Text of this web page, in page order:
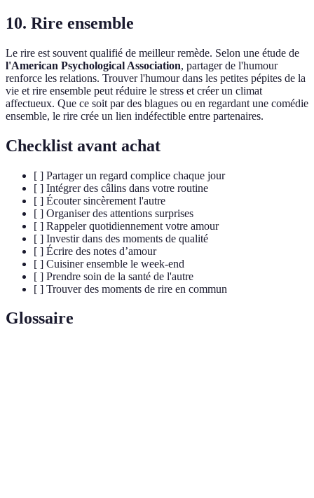
10. Rire ensemble
Le rire est souvent qualifié de meilleur remède. Selon une étude de
l'American Psychological Association, partager de l'humour
renforce les relations. Trouver l'humour dans les petites pépites de la
vie et rire ensemble peut réduire le stress et créer un climat
affectueux. Que ce soit par des blagues ou en regardant une comédie
ensemble, le rire crée un lien indéfectible entre partenaires.
Checklist avant achat
[ ] Partager un regard complice chaque jour
[ ] Intégrer des câlins dans votre routine
[ ] Écouter sincèrement l'autre
[ ] Organiser des attentions surprises
[ ] Rappeler quotidiennement votre amour
[ ] Investir dans des moments de qualité
[ ] Écrire des notes d’amour
[ ] Cuisiner ensemble le week-end
[ ] Prendre soin de la santé de l'autre
[ ] Trouver des moments de rire en commun
Glossaire